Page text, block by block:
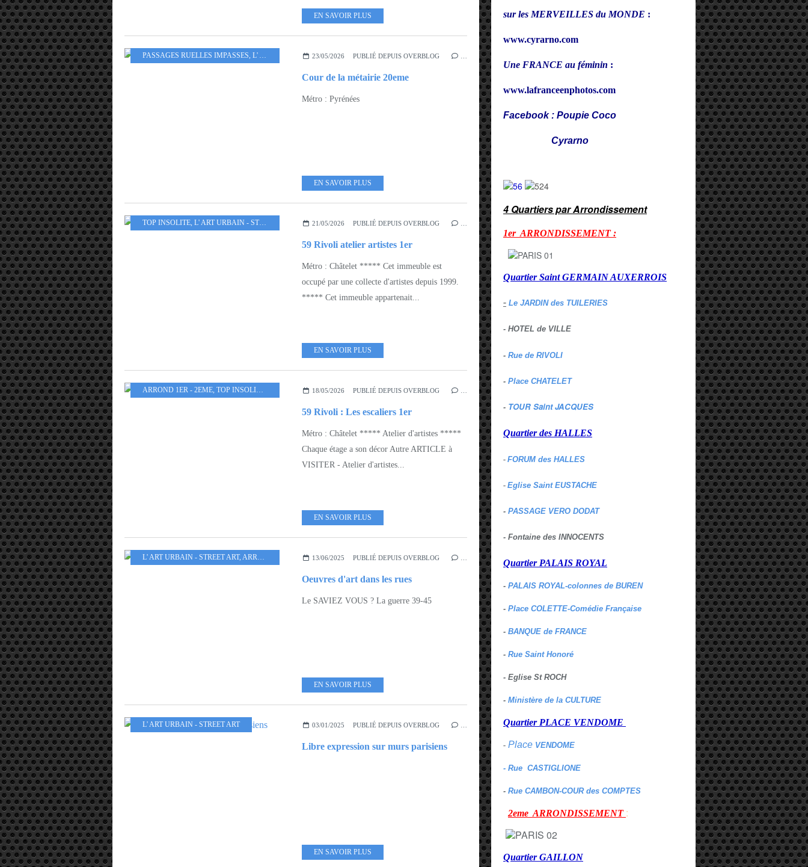
EN SAVOIR PLUS
PASSAGES RUELLES IMPASSES, L' ART URBAIN - STREET ART ARROND 19EME - 20EME
23/05/2026 PUBLIÉ DEPUIS OVERBLOG …
Cour de la métairie 20eme
Métro : Pyrénées
EN SAVOIR PLUS
TOP INSOLITE, L' ART URBAIN - STREET ART ARROND 1ER - 2EME
21/05/2026 PUBLIÉ DEPUIS OVERBLOG …
59 Rivoli atelier artistes 1er
Métro : Châtelet ***** Cet immeuble est
occupé par une collecte d'artistes depuis 1999.
***** Cet immeuble appartenait...
EN SAVOIR PLUS
ARROND 1ER - 2EME, TOP INSOLITE L' ART URBAIN - STREET ART
18/05/2026 PUBLIÉ DEPUIS OVERBLOG …
59 Rivoli : Les escaliers 1er
Métro : Châtelet ***** Atelier d'artistes *****
Chaque étage a son décor Autre ARTICLE à
VISITER - Atelier d'artistes...
EN SAVOIR PLUS
L' ART URBAIN - STREET ART, ARROND 1ER - 2EME 13/06/2025 PUBLIÉ DEPUIS OVERBLOG …
Oeuvres d'art dans les rues
Le SAVIEZ VOUS ? La guerre 39-45
EN SAVOIR PLUS
L' ART URBAIN - STREET ART 03/01/2025 PUBLIÉ DEPUIS OVERBLOG …
Libre expression sur murs parisiens
EN SAVOIR PLUS
sur les MERVEILLES du MONDE :
www.cyrarno.com
Une FRANCE au féminin :
www.lafranceenphotos.com
Facebook : Poupie Coco
Cyrarno
4 Quartiers par Arrondissement
1er ARRONDISSEMENT :
Quartier Saint GERMAIN AUXERROIS
- Le JARDIN des TUILERIES
- HOTEL de VILLE
- Rue de RIVOLI
- Place CHATELET
- TOUR Saint JACQUES
Quartier des HALLES
- FORUM des HALLES
- Eglise Saint EUSTACHE
- PASSAGE VERO DODAT
- Fontaine des INNOCENTS
Quartier PALAIS ROYAL
- PALAIS ROYAL-colonnes de BUREN
- Place COLETTE-Comédie Française
- BANQUE de FRANCE
- Rue Saint Honoré
- Eglise St ROCH
- Ministère de la CULTURE
Quartier PLACE VENDOME
- Place VENDOME
- Rue CASTIGLIONE
- Rue CAMBON-COUR des COMPTES
2eme ARRONDISSEMENT :
Quartier GAILLON